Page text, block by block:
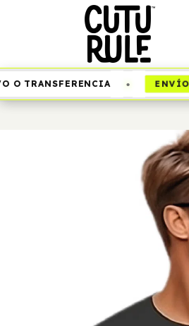
TRANSFERENCIA • ENVÍOS